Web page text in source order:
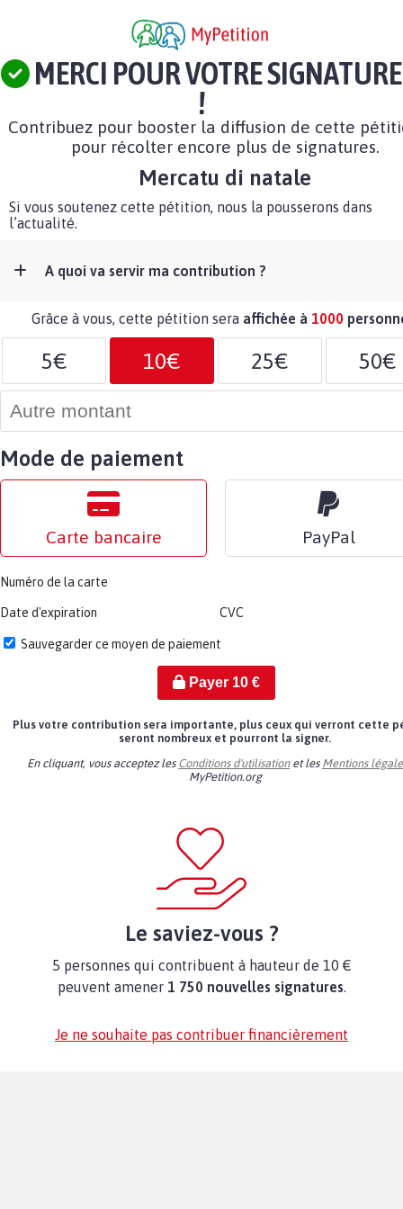
MERCI POUR VOTRE SIGNATURE
!
Contribuez pour booster la diffusion de cette
pour récolter encore plus de signatures.
Mercatu di natale
Si vous soutenez cette pétition, nous la pousserons dans
l’actualité.
A quoi va servir ma contribution ?
Grâce à vous, cette pétition sera affichée à 1000
5€ 10€ 25€ 50€
Mode de paiement
Carte bancaire PayPal
Numéro de la carte
Date d'expiration CVC
Sauvegarder ce moyen de paiement
Payer 10€
Plus votre contribution sera importante, plus ceux qui verront cette
seront nombreux et pourront la signer.
En cliquant, vous acceptez les Conditions d'utilisationet les Mentions
MyPetition.org
Le saviez-vous ?
5 personnes qui contribuent à hauteur de 10 €
peuvent amener 1 750 nouvelles signatures.
Je ne souhaite pas contribuer financièrement